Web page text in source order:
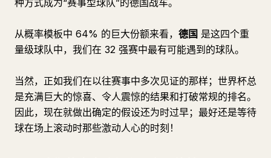
种方式成为“赛事型球队”的德国战车。
从概率模板中 64% 的巨大份额来看， 德国 是这四个重
量级球队中，我们在 32 强赛中最有可能遇到的球队。
当然，正如我们在以往赛事中多次见证的那样；世界杯总
是充满巨大的惊喜、令人震惊的结果和打破常规的排名。
因此，现在就做出确定的假设还为时过早；最好还是等待
球在场上滚动时那些激动人心的时刻！